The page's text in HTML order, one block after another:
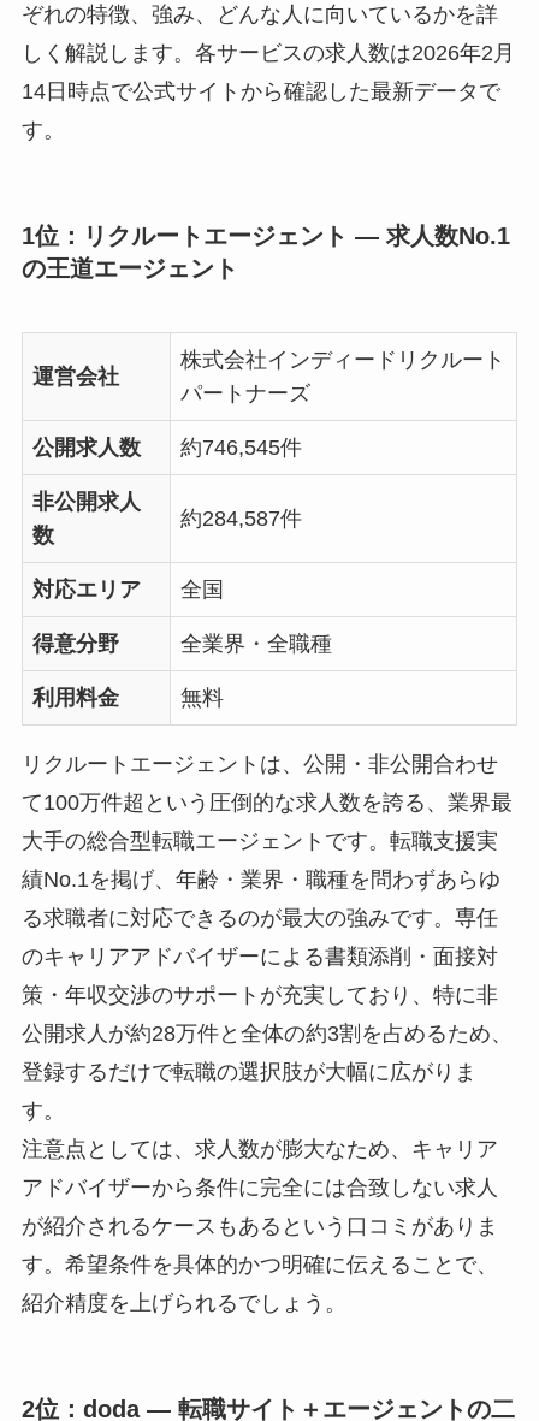
ぞれの特徴、強み、どんな人に向いているかを詳
しく解説します。各サービスの求人数は2026年2月
14日時点で公式サイトから確認した最新データで
す。
1位：リクルートエージェント ― 求人数No.1
の王道エージェント
運営会社
株式会社インディードリクルート
パートナーズ
公開求人数 約746,545件
非公開求人
数
約284,587件
対応エリア 全国
得意分野 全業界・全職種
利用料金 無料
リクルートエージェントは、公開・非公開合わせ
て100万件超という圧倒的な求人数を誇る、業界最
大手の総合型転職エージェントです。転職支援実
績No.1を掲げ、年齢・業界・職種を問わずあらゆ
る求職者に対応できるのが最大の強みです。専任
のキャリアアドバイザーによる書類添削・面接対
策・年収交渉のサポートが充実しており、特に非
公開求人が約28万件と全体の約3割を占めるため、
登録するだけで転職の選択肢が大幅に広がりま
す。
注意点としては、求人数が膨大なため、キャリア
アドバイザーから条件に完全には合致しない求人
が紹介されるケースもあるという口コミがありま
す。希望条件を具体的かつ明確に伝えることで、
紹介精度を上げられるでしょう。
2位：doda ― 転職サイト＋エージェントの二